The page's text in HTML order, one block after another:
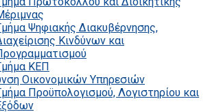
Ψηφιακής Διακυβέρνησης,
Κινδύνων και
ΚΕΠ
Οικονομικών Υπηρεσιών
Προϋπολογισμού, Λογιστηρίου και